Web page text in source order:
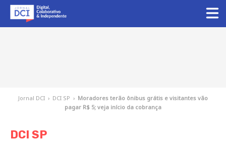
Jornal DCI › DCI SP › Moradores terão ônibus grátis e visitantes vão
pagar R$ 5; veja início da cobrança
DCI SP